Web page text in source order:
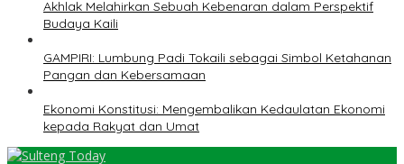
Akhlak Melahirkan Sebuah Kebenaran dalam Perspektif
Budaya Kaili
GAMPIRI: Lumbung Padi Tokaili sebagai Simbol Ketahanan
Pangan dan Kebersamaan
Ekonomi Konstitusi: Mengembalikan Kedaulatan Ekonomi
kepada Rakyat dan Umat